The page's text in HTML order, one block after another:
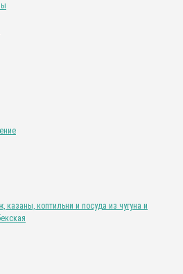
коптильни и посуда из чугуна и